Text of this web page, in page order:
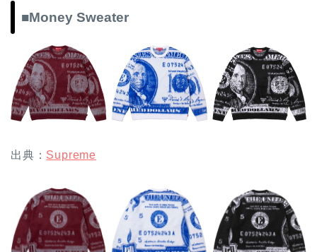
■Money Sweater
出典： Supreme